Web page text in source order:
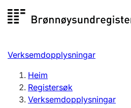
til
Registersøk
Aksjeselskap
Verksemdopplysningar
Heim
Registersøk
Verksemdopplysningar